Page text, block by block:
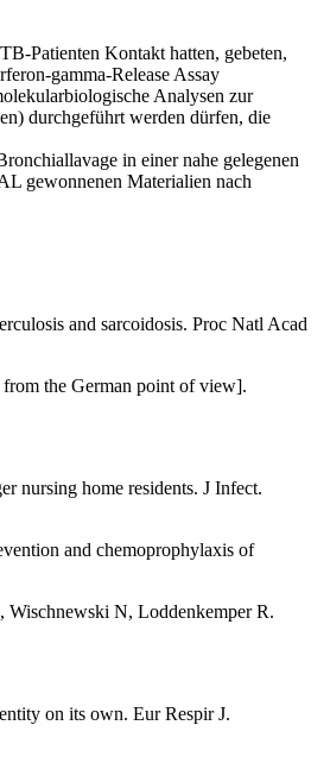
Patienten Kontakt hatten, gebeten,
gamma-Release Assay
Analysen zur
durchgeführt werden dürfen, die
in einer nahe gelegenen
gewonnenen Materialien nach
and sarcoidosis. Proc Natl Acad
the German point of view].
nursing home residents. J Infect.
and chemoprophylaxis of
, Wischnewski N, Loddenkemper R.
on its own. Eur Respir J.